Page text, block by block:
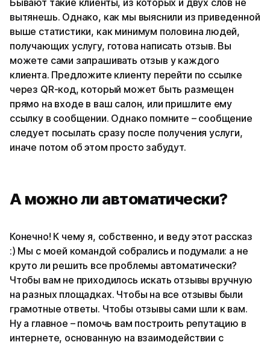
Бывают такие клиенты, из которых и двух слов не
вытянешь. Однако, как мы выяснили из приведенной
выше статистики, как минимум половина людей,
получающих услугу, готова написать отзыв. Вы
можете сами запрашивать отзыв у каждого
клиента. Предложите клиенту перейти по ссылке
через QR-код, который может быть размещен
прямо на входе в ваш салон, или пришлите ему
ссылку в сообщении. Однако помните – сообщение
следует посылать сразу после получения услуги,
иначе потом об этом просто забудут.
А можно ли автоматически?
Конечно! К чему я, собственно, и веду этот рассказ
:) Мы с моей командой собрались и подумали: а не
круто ли решить все проблемы автоматически?
Чтобы вам не приходилось искать отзывы вручную
на разных площадках. Чтобы на все отзывы были
грамотные ответы. Чтобы отзывы сами шли к вам.
Ну а главное – помочь вам построить репутацию в
интернете, основанную на взаимодействии с